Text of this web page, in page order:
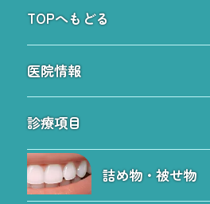
TOPへもどる
医院情報
院長紹介
院内感染予防対策
診療項目
診療項目
保険治療の特徴
詰め物・被せ物